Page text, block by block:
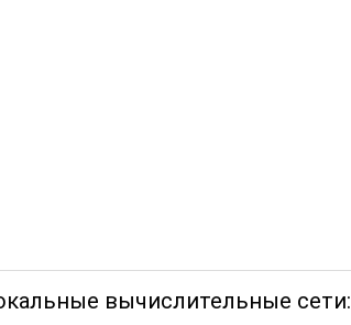
вычислительные сети: